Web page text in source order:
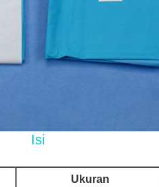
Isi
Ukuran